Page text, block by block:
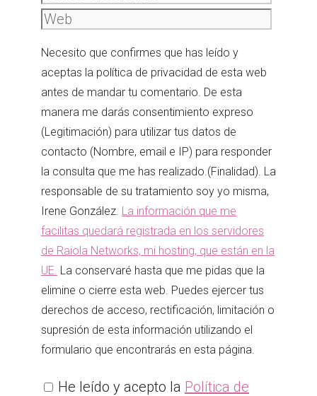
Necesito que confirmes que has leído y
aceptas la política de privacidad de esta web
antes de mandar tu comentario. De esta
manera me darás consentimiento expreso
(Legitimación) para utilizar tus datos de
contacto (Nombre, email e IP) para responder
la consulta que me has realizado.(Finalidad). La
responsable de su tratamiento soy yo misma,
Irene González. La información que me
facilitas quedará registrada en los servidores
de Raiola Networks, mi hosting, que están en la
UE. La conservaré hasta que me pidas que la
elimine o cierre esta web. Puedes ejercer tus
derechos de acceso, rectificación, limitación o
supresión de esta información utilizando el
formulario que encontrarás en esta página.
He leído y acepto la Política de